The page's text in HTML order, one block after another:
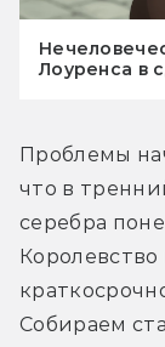
Лоуренса в
Проблемы
что в
серебра
Собираем